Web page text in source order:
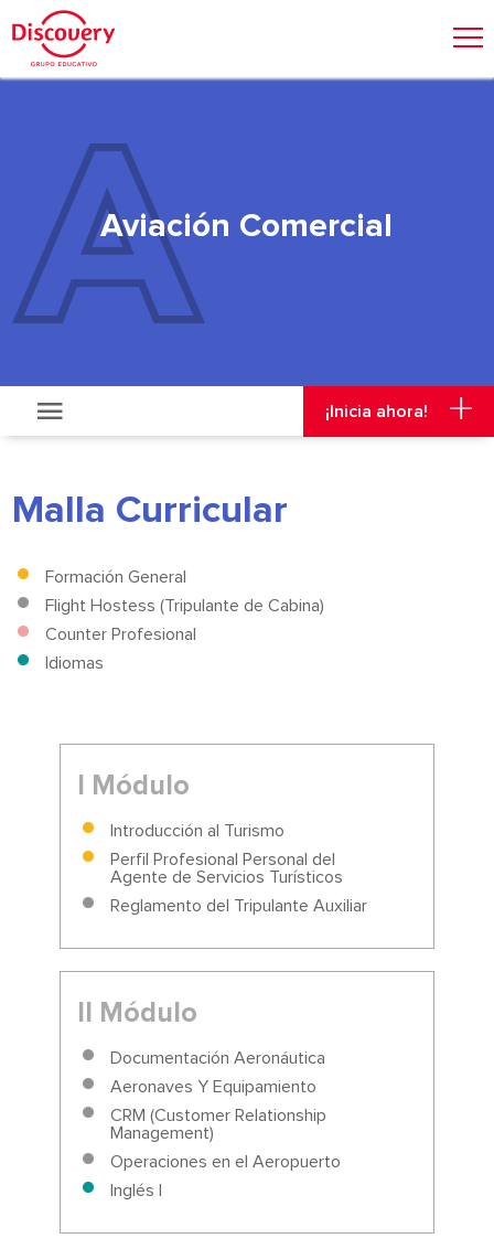
Aviación Comercial
¡Inicia ahora!
Malla Curricular
Formación General
Flight Hostess (Tripulante de Cabina)
Counter Profesional
Idiomas
I Módulo
Introducción al Turismo
Perfil Profesional Personal del
Agente de Servicios Turísticos
Reglamento del Tripulante Auxiliar
II Módulo
Documentación Aeronáutica
Aeronaves Y Equipamiento
CRM (Customer Relationship
Management)
Operaciones en el Aeropuerto
Inglés I